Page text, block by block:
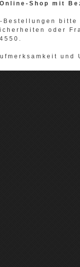
Shop mit
oder
und